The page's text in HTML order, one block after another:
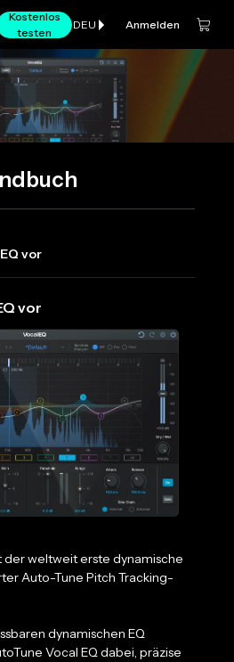
Kostenlos
testen
DEU Anmelden
vor
vor
der weltweit erste dynamische
Auto-Tune Pitch Tracking-
dynamischen EQ
Vocal EQ dabei, präzise